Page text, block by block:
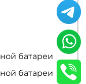
батареи
батареи